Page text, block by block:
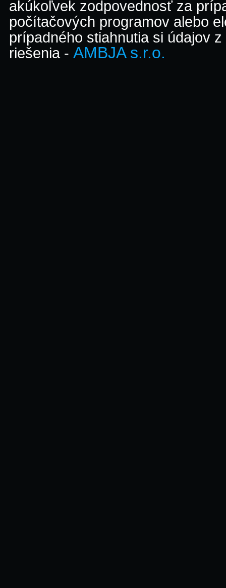
akúkoľvek zodpovednosť za
počítačových programov alebo
prípadného stiahnutia si údajov
riešenia - AMBJA s.r.o.